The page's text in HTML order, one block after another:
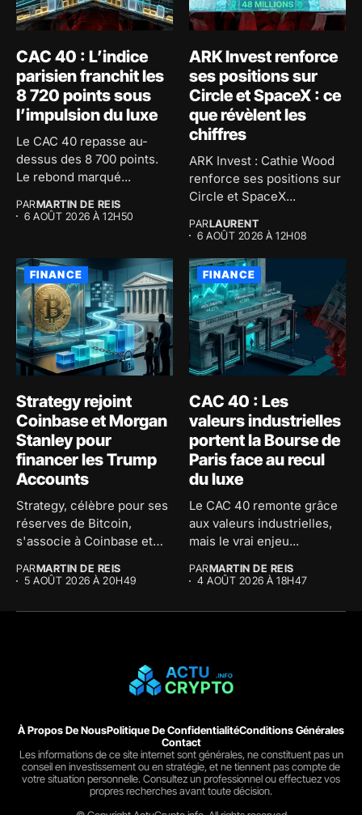
CAC 40 : L’indice
parisien franchit les
8 720 points sous
l’impulsion du luxe
Le CAC 40 repasse au-
dessus des 8 700 points.
Le rebond marqué...
PARMARTIN DE REIS
6 AOÛT 2026 À 12H50
ARK Invest renforce
ses positions sur
Circle et SpaceX : ce
que révèlent les
chiffres
ARK Invest : Cathie Wood
renforce ses positions sur
Circle et SpaceX...
PARLAURENT
6 AOÛT 2026 À 12H08
FINANCE
Strategy rejoint
Coinbase et Morgan
Stanley pour
financer les Trump
Accounts
Strategy, célèbre pour ses
réserves de Bitcoin,
s'associe à Coinbase et
PARMARTIN DE REIS
5 AOÛT 2026 À 20H49
FINANCE
CAC 40 : Les
valeurs industrielles
portent la Bourse de
Paris face au recul
du luxe
Le CAC 40 remonte grâce
aux valeurs industrielles,
mais le vrai enjeu...
PARMARTIN DE REIS
4 AOÛT 2026 À 18H47
À Propos De NousPolitique De ConfidentialitéConditions Générales
Contact
Les informations de ce site internet sont générales, ne constituent pas un
conseil en investissement ou en stratégie, et ne tiennent pas compte de
votre situation personnelle. Consultez un professionnel ou effectuez vos
propres recherches avant toute décision.